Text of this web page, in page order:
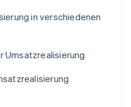
in verschiedenen
Umsatzrealisierung